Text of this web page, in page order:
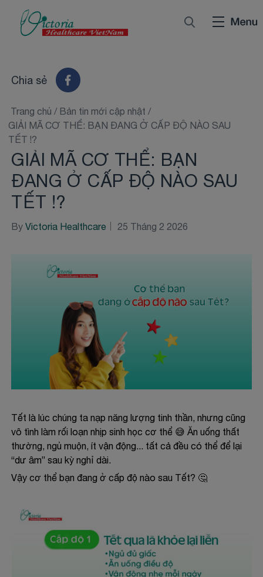
Chia sẻ
Trang chủ /Bản tin mới cập nhật /
GIẢI MÃ CƠ THỂ: BẠN ĐANG Ở CẤP ĐỘ NÀO SAU
TẾT !?️
GIẢI MÃ CƠ THỂ: BẠN
ĐANG Ở CẤP ĐỘ NÀO SAU
TẾT !?️
ByVictoria Healthcare 25 Tháng 2 2026
Tết là lúc chúng ta nạp năng lượng tinh thần, nhưng cũng
vô tình làm rối loạn nhịp sinh học cơ thể 😅 Ăn uống thất
thường, ngủ muộn, ít vận động... tất cả đều có thể để lại
“dư âm” sau kỳ nghỉ dài.
Vậy cơ thể bạn đang ở cấp độ nào sau Tết? 🤔